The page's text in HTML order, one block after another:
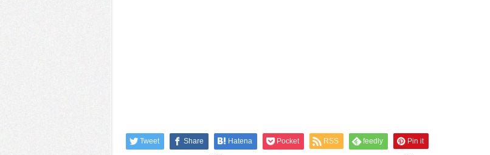
Tweet Share Hatena Pocket RSS feedly Pin it